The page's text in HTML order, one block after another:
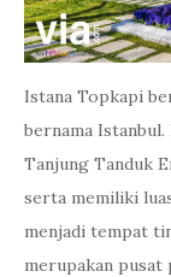
Istana Topkapi
bernama
Tanjung Tanduk
serta memiliki
menjadi tempat
merupakan pusat